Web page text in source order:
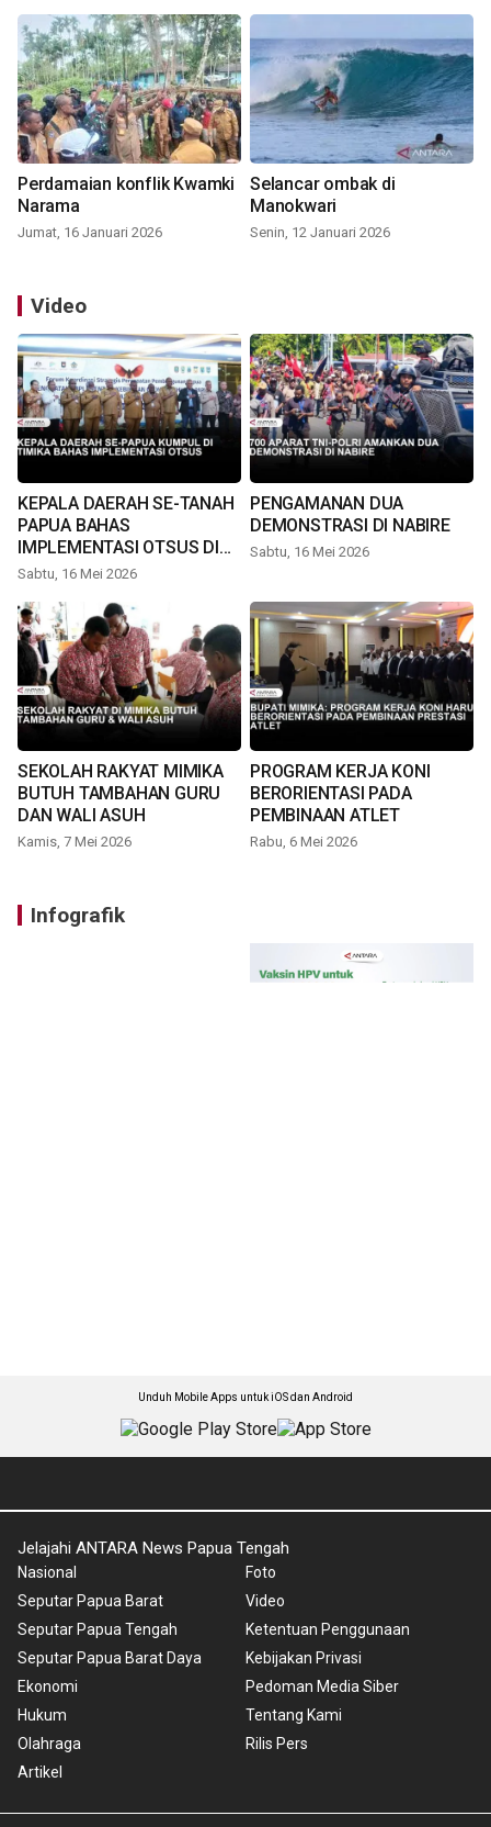
Perdamaian konflik Kwamki
Narama
Jumat, 16 Januari 2026
Selancar ombak di
Manokwari
Senin, 12 Januari 2026
Video
KEPALA DAERAH SE-TANAH
PAPUA BAHAS
IMPLEMENTASI OTSUS DI
TIMIKA
Sabtu, 16 Mei 2026
PENGAMANAN DUA
DEMONSTRASI DI NABIRE
Sabtu, 16 Mei 2026
SEKOLAH RAKYAT MIMIKA
BUTUH TAMBAHAN GURU
DAN WALI ASUH
Kamis, 7 Mei 2026
PROGRAM KERJA KONI
BERORIENTASI PADA
PEMBINAAN ATLET
Rabu, 6 Mei 2026
Infografik
Unduh Mobile Apps untuk iOS dan Android
Jelajahi ANTARA News Papua Tengah
Nasional
Seputar Papua Barat
Seputar Papua Tengah
Seputar Papua Barat Daya
Ekonomi
Hukum
Olahraga
Artikel
Foto
Video
Ketentuan Penggunaan
Kebijakan Privasi
Pedoman Media Siber
Tentang Kami
Rilis Pers